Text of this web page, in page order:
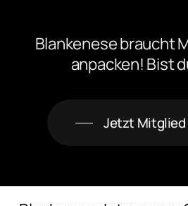
Blankenesebraucht
anpacken! Bist
Jetzt